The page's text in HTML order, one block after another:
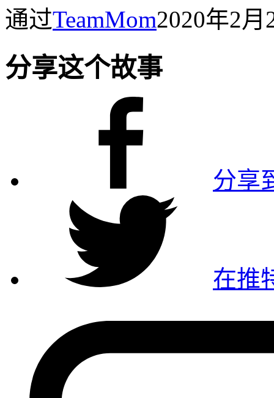
通过TeamMom2020年2
分享这个故事
分享
在推